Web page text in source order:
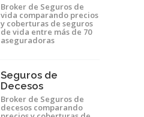
Broker de Seguros de
vida comparando precios
y coberturas de seguros
de vida entre más de 70
aseguradoras
Seguros de
Decesos
Broker de Seguros de
decesos comparando